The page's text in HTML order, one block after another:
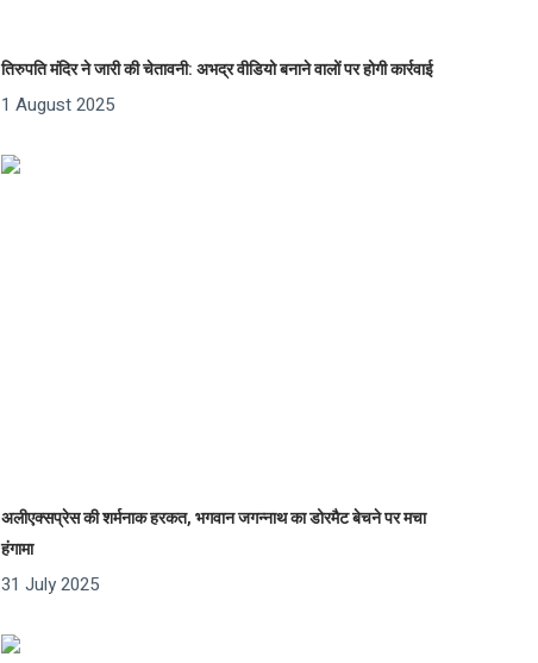
तिरुपति मंदिर ने जारी की चेतावनी: अभद्र वीडियो बनाने वालों पर होगी कार्रवाई
1 August 2025
अलीएक्सप्रेस की शर्मनाक हरकत, भगवान जगन्नाथ का डोरमैट बेचने पर मचा
हंगामा
31 July 2025